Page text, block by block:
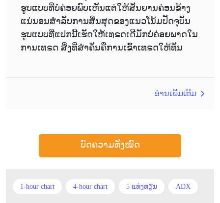
ຮູບແບບທີ່ບໍ່ຄ່ອຍພົບເຫັນແຕ່ໃຫ້ສັນຍານຄ່ອນຂ້າງ
ແນ່ນອນສໍາລັບການສິ່ນສຸດຂອງແນວໂນ້ມປັດຈຸບັນ
ຮູບແບບທີ່ແປກນີ້ເຮັດໃຫ້ເທຣດເດີມັກບໍ່ຄ່ອຍພາດໃນ
ການເທຣດ ສິ່ງທີ່ສໍາຄັນຄືການເຂົ້າເທຣດໃຫ້ທັນ
ອ່ານເພີ່ມເຕີມ
ບົດຄວາມທັງໝົດ
1-hour chart 4-hour chart 5 ແທ່ງທຽນ ADX